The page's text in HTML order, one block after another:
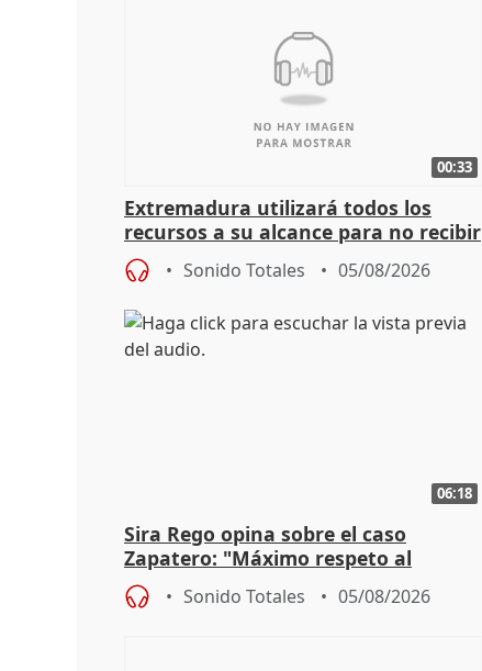
00:33
Extremadura utilizará todos los
recursos a su alcance para no recibir
más menores migrantes
Sonido Totales 05/08/2026
06:18
Sira Rego opina sobre el caso
Zapatero: "Máximo respeto al
proceso judicial"
Sonido Totales 05/08/2026